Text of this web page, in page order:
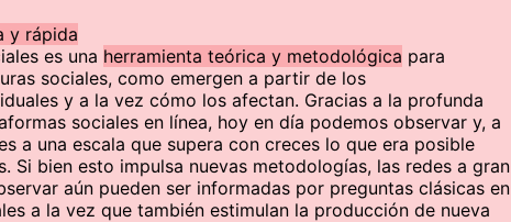
y rápida
es una herramienta teórica y metodológica para
sociales, como emergen a partir de los
y a la vez cómo los afectan. Gracias a la profunda
sociales en línea, hoy en día podemos observar y, a
a una escala que supera con creces lo que era posible
Si bien esto impulsa nuevas metodologías, las redes a gran
aún pueden ser informadas por preguntas clásicas en
a la vez que también estimulan la producción de nueva